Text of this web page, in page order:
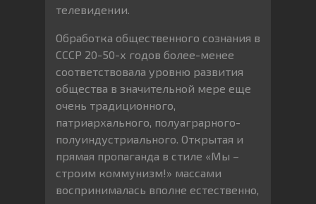
телевидении.
Обработка общественного сознания в
СССР 20-50-х годов более-менее
соответствовала уровню развития
общества в значительной мере еще
очень традиционного,
патриархального, полуаграрного-
полуиндустриального. Открытая и
прямая пропаганда в стиле «Мы –
строим коммунизм!» массами
воспринималась вполне естественно,